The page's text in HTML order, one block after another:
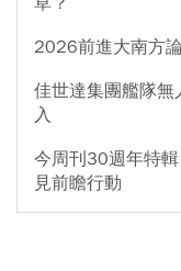
2026前進大南方
佳世達集團艦隊無
入
今周刊30週年特
見前瞻行動